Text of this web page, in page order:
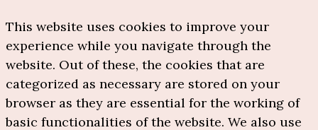
This website uses cookies to improve your
experience while you navigate through the
website. Out of these, the cookies that are
categorized as necessary are stored on your
browser as they are essential for the working of
basic functionalities of the website. We also use